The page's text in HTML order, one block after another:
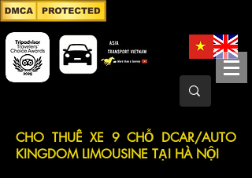
CHO THUÊ XE 9 CHỖ DCAR/AUTO
KINGDOM LIMOUSINE TẠI HÀ NỘI